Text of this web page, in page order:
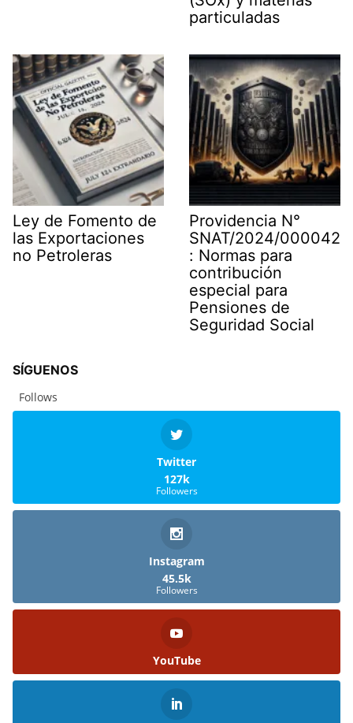
particuladas
Ley de Fomento de
las Exportaciones
no Petroleras
Providencia N°
SNAT/2024/000042
: Normas para
contribución
especial para
Pensiones de
Seguridad Social
SÍGUENOS
Follows
Twitter
127k
Followers
Instagram
45.5k
Followers
YouTube